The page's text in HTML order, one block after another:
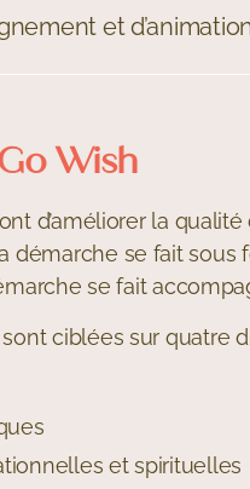
et
Wish
d’améliorer la
démarche se fait
se fait
ciblées sur quatre
et spirituelles